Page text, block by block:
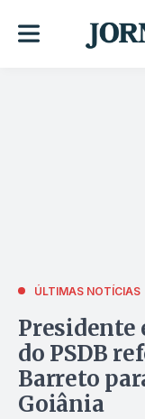
ÚLTIMAS NOTÍCIAS
Presidente
do PSDB
Barreto
Goiânia